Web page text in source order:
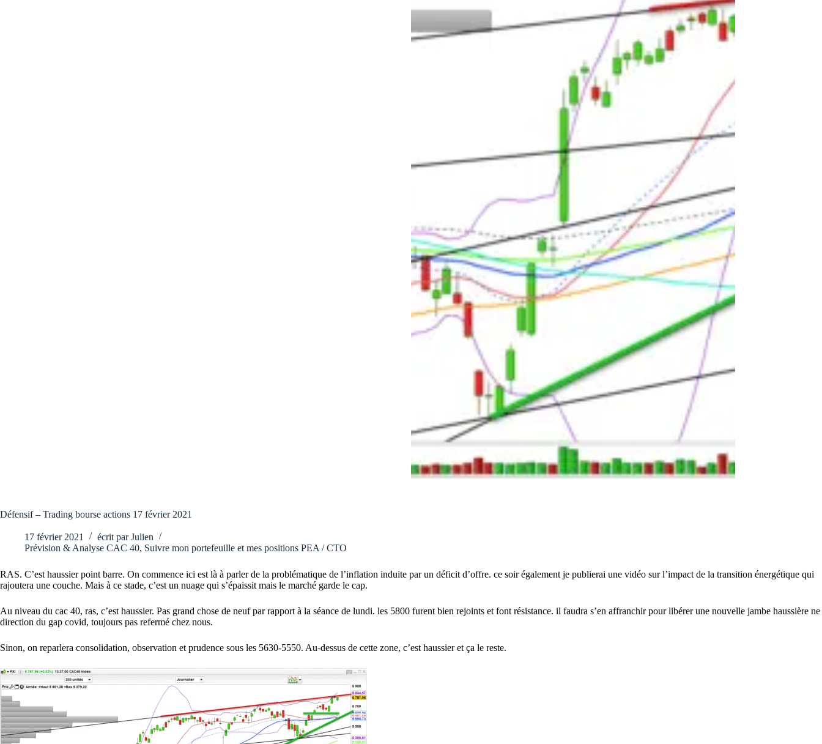
Défensif – Trading bourse actions 17 février 2021
17 février 2021 écrit par Julien
Prévision & Analyse CAC 40, Suivre mon portefeuille et mes positions PEA / CTO
RAS. C’est haussier point barre. On commence ici est là à parler de la problématique de l’inflation induite par un déficit d’offre. ce soir également je publierai une vidéo sur l’impact de la transition énergétique qui
rajoutera une couche. Mais à ce stade, c’est un nuage qui s’épaissit mais le marché garde le cap.
Au niveau du cac 40, ras, c’est haussier. Pas grand chose de neuf par rapport à la séance de lundi. les 5800 furent bien rejoints et font résistance. il faudra s’en affranchir pour libérer une nouvelle jambe haussière ne
direction du gap covid, toujours pas refermé chez nous.
Sinon, on reparlera consolidation, observation et prudence sous les 5630-5550. Au-dessus de cette zone, c’est haussier et ça le reste.